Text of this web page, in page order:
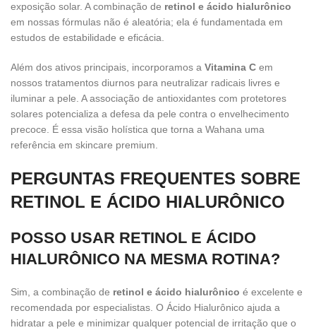
exposição solar. A combinação de retinol e ácido hialurônico
em nossas fórmulas não é aleatória; ela é fundamentada em
estudos de estabilidade e eficácia.
Além dos ativos principais, incorporamos a Vitamina C em
nossos tratamentos diurnos para neutralizar radicais livres e
iluminar a pele. A associação de antioxidantes com protetores
solares potencializa a defesa da pele contra o envelhecimento
precoce. É essa visão holística que torna a Wahana uma
referência em skincare premium.
PERGUNTAS FREQUENTES SOBRE
RETINOL E ÁCIDO HIALURÔNICO
POSSO USAR RETINOL E ÁCIDO
HIALURÔNICO NA MESMA ROTINA?
Sim, a combinação de retinol e ácido hialurônico é excelente e
recomendada por especialistas. O Ácido Hialurônico ajuda a
hidratar a pele e minimizar qualquer potencial de irritação que o